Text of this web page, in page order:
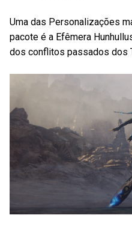
Uma das Personalizações
pacote é a Efêmera
dos conflitos passados dos